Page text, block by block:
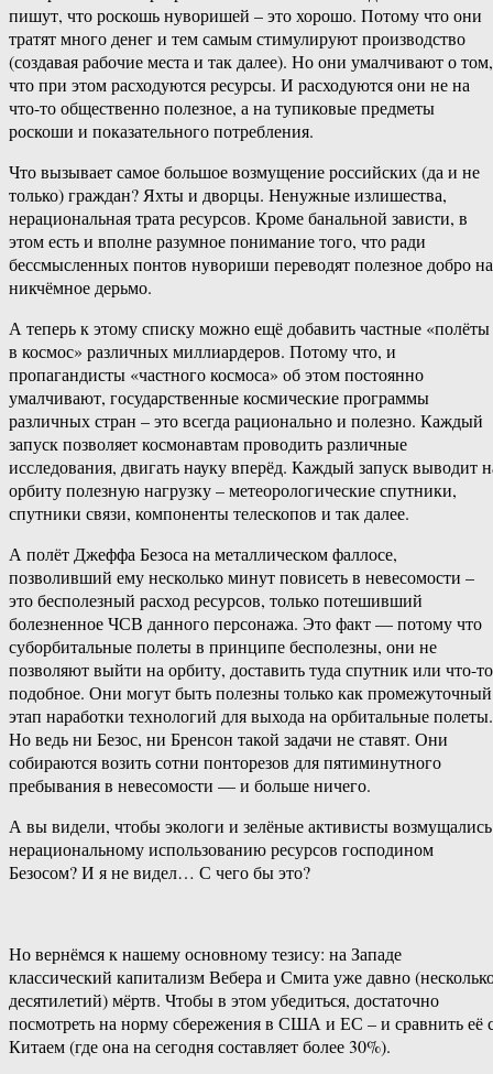
пишут, что роскошь нуворишей – это хорошо. Потому что они
тратят много денег и тем самым стимулируют производство
(создавая рабочие места и так далее). Но они умалчивают о том,
что при этом расходуются ресурсы. И расходуются они не на
что-то общественно полезное, а на тупиковые предметы
роскоши и показательного потребления.
Что вызывает самое большое возмущение российских (да и не
только) граждан? Яхты и дворцы. Ненужные излишества,
нерациональная трата ресурсов. Кроме банальной зависти, в
этом есть и вполне разумное понимание того, что ради
бессмысленных понтов нувориши переводят полезное добро на
никчёмное дерьмо.
А теперь к этому списку можно ещё добавить частные «полёты
в космос» различных миллиардеров. Потому что, и
пропагандисты «частного космоса» об этом постоянно
умалчивают, государственные космические программы
различных стран – это всегда рационально и полезно. Каждый
запуск позволяет космонавтам проводить различные
исследования, двигать науку вперёд. Каждый запуск выводит
орбиту полезную нагрузку – метеорологические спутники,
спутники связи, компоненты телескопов и так далее.
А полёт Джеффа Безоса на металлическом фаллосе,
позволивший ему несколько минут повисеть в невесомости –
это бесполезный расход ресурсов, только потешивший
болезненное ЧСВ данного персонажа. Это факт — потому что
суборбитальные полеты в принципе бесполезны, они не
позволяют выйти на орбиту, доставить туда спутник или что-то
подобное. Они могут быть полезны только как промежуточный
этап наработки технологий для выхода на орбитальные полеты.
Но ведь ни Безос, ни Бренсон такой задачи не ставят. Они
собираются возить сотни понторезов для пятиминутного
пребывания в невесомости — и больше ничего.
А вы видели, чтобы экологи и зелёные активисты возмущались
нерациональному использованию ресурсов господином
Безосом? И я не видел… С чего бы это?
Но вернёмся к нашему основному тезису: на Западе
классический капитализм Вебера и Смита уже давно
десятилетий) мёртв. Чтобы в этом убедиться, достаточно
посмотреть на норму сбережения в США и ЕС – и сравнить её
Китаем (где она на сегодня составляет более 30%).